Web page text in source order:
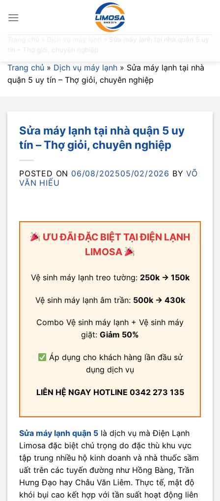
Sửa máy lạnh tại nhà quận 5 uy
tín – Thợ giỏi, chuyên nghiệp
Trang chủ » Dịch vụ máy lạnh » Sửa máy lạnh tại nhà
quận 5 uy tín – Thợ giỏi, chuyên nghiệp
Sửa máy lạnh tại nhà quận 5 uy
tín – Thợ giỏi, chuyên nghiệp
POSTED ON 06/08/202505/02/2026 BYVÕ
VĂN HIẾU
ƯU ĐÃI ĐẶC BIỆT TẠI ĐIỆN LẠNH
LIMOSA
Vệ sinh máy lạnh treo tường: 250k → 150k
Vệ sinh máy lạnh âm trần: 500k → 430k
Combo Vệ sinh máy lạnh + Vệ sinh máy
giặt: Giảm 50%
Áp dụng cho khách hàng lần đầu sử
dụng dịch vụ
LIÊN HỆ NGAY HOTLINE 0342 273 135
Sửa máy lạnh quận 5 là dịch vụ mà Điện Lạnh
Limosa đặc biệt chú trọng do đặc thù khu vực
tập trung nhiều hộ kinh doanh và nhà thuốc sầm
uất trên các tuyến đường như Hồng Bàng, Trần
Hưng Đạo hay Châu Văn Liêm. Thực tế, mật độ
khói bụi cao kết hợp với tần suất hoạt động liên